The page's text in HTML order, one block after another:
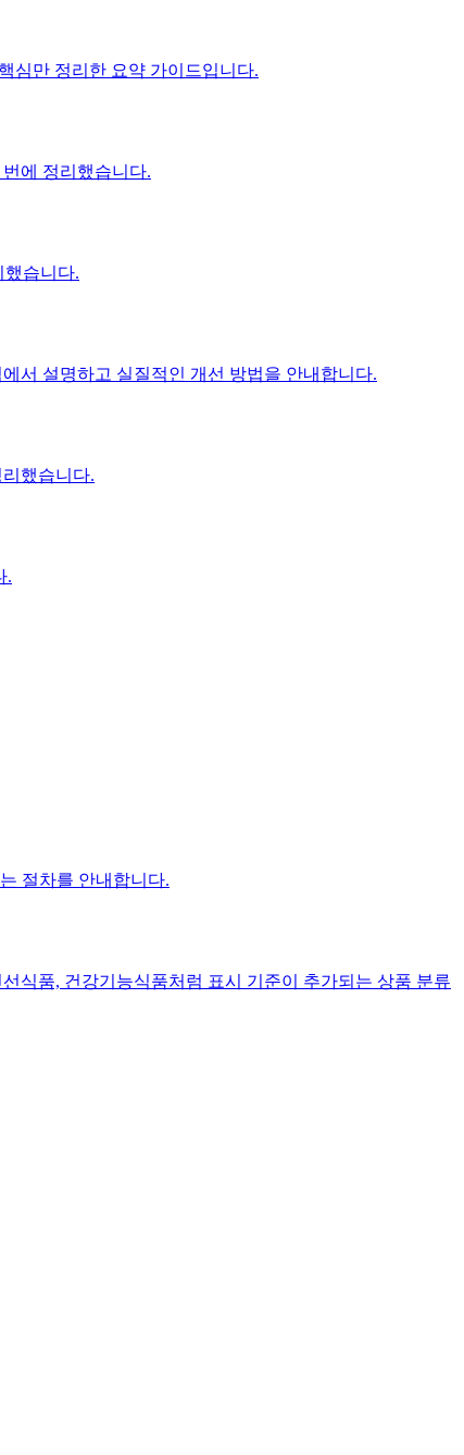
심만 정리한 요약 가이드입니다.
에 정리했습니다.
했습니다.
서 설명하고 실질적인 개선 방법을 안내합니다.
했습니다.
.
절차를 안내합니다.
식품, 건강기능식품처럼 표시 기준이 추가되는 상품 분류